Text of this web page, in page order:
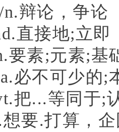
n.辩论，争论
直接地;立即
要素;元素;基
a.必不可少的;
把...等同于;
要.打算，